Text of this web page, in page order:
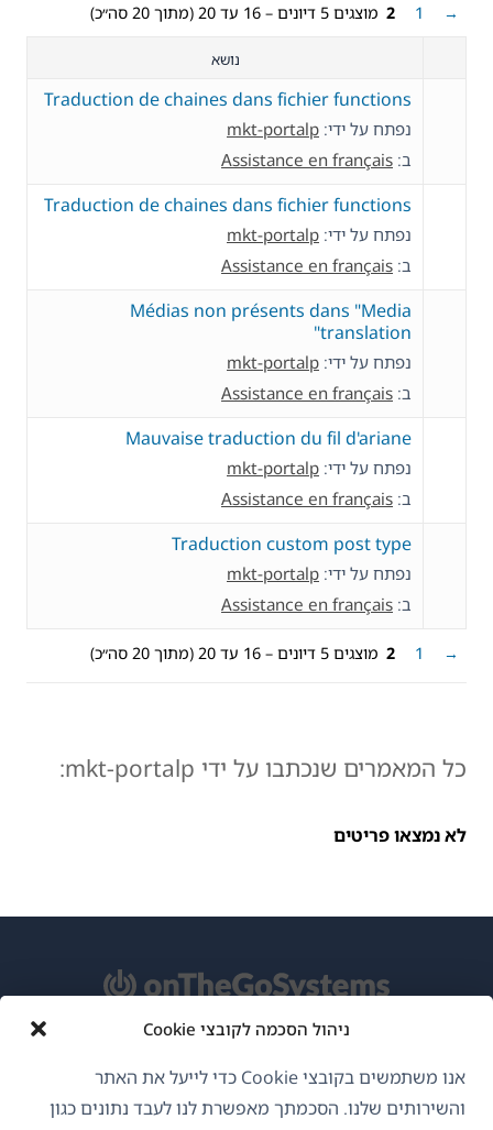
ניהול הסכמה לקובצי Cookie
אנו משתמשים בקובצי Cookie כדי לייעל את האתר
והשירותים שלנו. הסכמתך מאפשרת לנו לעבד נתונים כגון
מוצגים 5 דיונים – 16 עד 20 (מתוך 20 סה״כ) →
1
2
נושא
Traduction de chaines dans fichier functions
נפתח על ידי: mkt-portalp
ב: Assistance en français
Traduction de chaines dans fichier functions
נפתח על ידי: mkt-portalp
ב: Assistance en français
Médias non présents dans "Media
translation"
נפתח על ידי: mkt-portalp
ב: Assistance en français
Mauvaise traduction du fil d'ariane
נפתח על ידי: mkt-portalp
ב: Assistance en français
Traduction custom post type
נפתח על ידי: mkt-portalp
ב: Assistance en français
מוצגים 5 דיונים – 16 עד 20 (מתוך 20 סה״כ) →
1
2
כל המאמרים שנכתבו על ידי mkt-portalp:
לא נמצאו פריטים
GDPR ומדיניות פרטיות